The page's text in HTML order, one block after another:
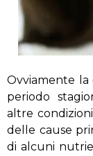
Ovviamente la
periodo
altre
delle cause
di alcuni